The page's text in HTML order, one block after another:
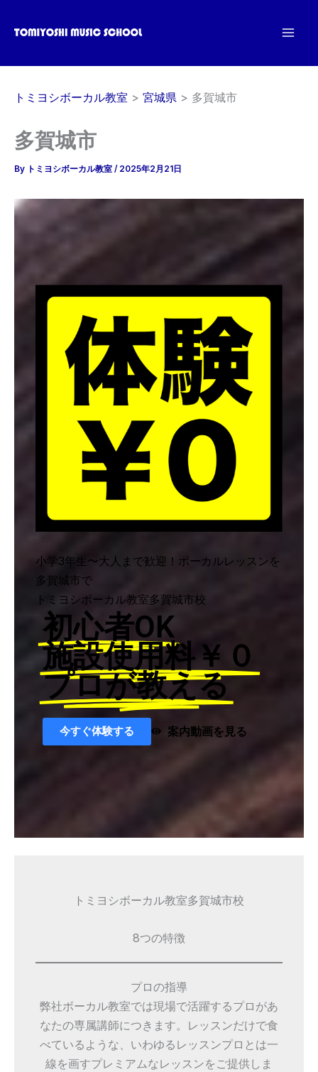
ス
トミヨシボーカル教室 宮城県 多賀城市
多賀城市
By トミヨシボーカル教室 / 2025年2月21日
小学3年生〜大人まで歓迎！ボーカルレッスンを
多賀城市で
トミヨシボーカル教室多賀城市校
初心者OK
施設使用料￥０
プロが教える
今すぐ体験する 案内動画を見る
トミヨシボーカル教室多賀城市校
8つの特徴
プロの指導
弊社ボーカル教室では現場で活躍するプロがあ
なたの専属講師につきます。レッスンだけで食
べているような、いわゆるレッスンプロとは一
線を画すプレミアムなレッスンをご提供しま